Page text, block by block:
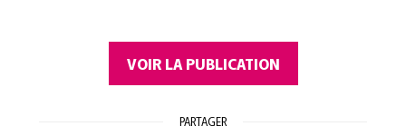
VOIR LA PUBLICATION
PARTAGER